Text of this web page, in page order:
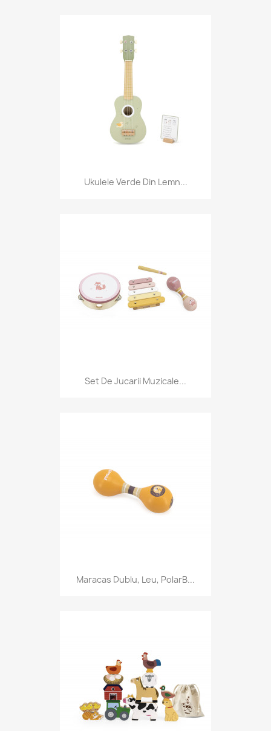
Ukulele Verde Din Lemn...
Set De Jucarii Muzicale...
Maracas Dublu, Leu, PolarB...